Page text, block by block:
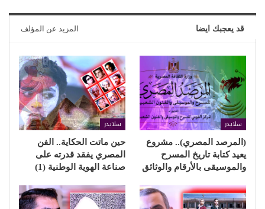
قد يعجبك ايضا المزيد عن المؤلف
سلايدر
(المرصد المصري).. مشروع
يعيد كتابة تاريخ المسرح
والموسيقى بالأرقام والوثائق
سلايدر
حين ماتت الحكاية.. الفن
المصري يفقد قدرته على
صناعة الهوية الوطنية (1)